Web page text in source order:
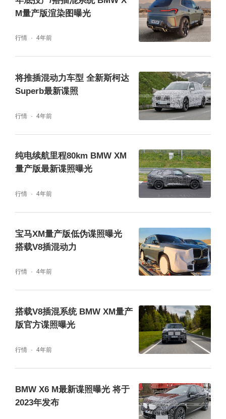
M量产版渲染图曝光
行情 4年前
将推插混动力车型 全新斯柯达
Superb最新谍照
行情 4年前
纯电续航里程80km BMW XM
量产版最新谍照曝光
行情 4年前
宝马XM量产版低伪谍照曝光
搭载V8插混动力
行情 4年前
搭载V8插混系统 BMW XM量产
版官方谍照曝光
行情 4年前
BMW X6 M最新谍照曝光 将于
2023年发布